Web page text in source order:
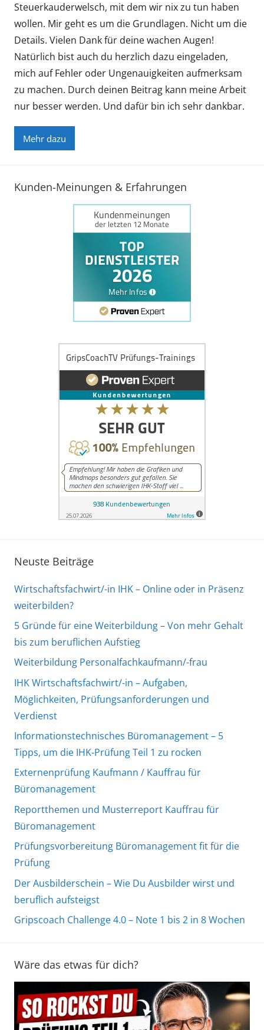
Steuerkauderwelsch, mit dem wir nix zu tun haben
wollen. Mir geht es um die Grundlagen. Nicht um die
Details. Vielen Dank für deine wachen Augen!
Natürlich bist auch du herzlich dazu eingeladen,
mich auf Fehler oder Ungenauigkeiten aufmerksam
zu machen. Durch deinen Beitrag kann meine Arbeit
nur besser werden. Und dafür bin ich sehr dankbar.
Mehr dazu
Kunden-Meinungen & Erfahrungen
Neuste Beiträge
Wirtschaftsfachwirt/-in IHK – Online oder in Präsenz
weiterbilden?
5 Gründe für eine Weiterbildung – Von mehr Gehalt
bis zum beruflichen Aufstieg
Weiterbildung Personalfachkaufmann/-frau
IHK Wirtschaftsfachwirt/-in – Aufgaben,
Möglichkeiten, Prüfungsanforderungen und
Verdienst
Informationstechnisches Büromanagement – 5
Tipps, um die IHK-Prüfung Teil 1 zu rocken
Externenprüfung Kaufmann / Kauffrau für
Büromanagement
Reportthemen und Musterreport Kauffrau für
Büromanagement
Prüfungsvorbereitung Büromanagement fit für die
Prüfung
Der Ausbilderschein – Wie Du Ausbilder wirst und
beruflich aufsteigst
Gripscoach Challenge 4.0 – Note 1 bis 2 in 8 Wochen
Wäre das etwas für dich?